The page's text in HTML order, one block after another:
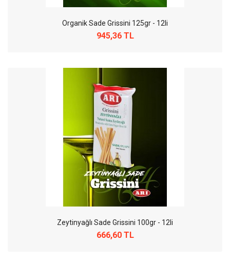
Organik Sade Grissini 125gr - 12li
945,36 TL
Zeytinyağlı Sade Grissini 100gr - 12li
666,60 TL